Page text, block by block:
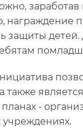
награждение
защиты детей.
также
-